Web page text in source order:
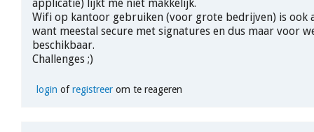
applicatie) lijkt me niet makkelijk.
Wifi op kantoor gebruiken (voor grote bedrijven) is ook
want meestal secure met signatures en dus maar voor
beschikbaar.
Challenges ;)
login ofregistreerom te reageren